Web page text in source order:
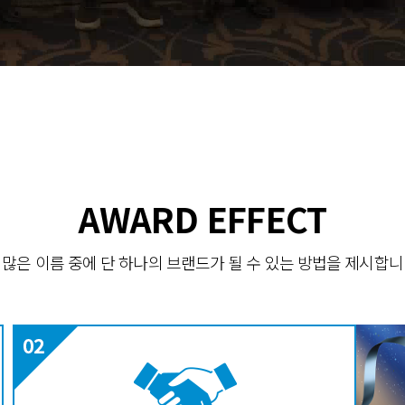
AWARD EFFECT
은 이름 중에 단 하나의 브랜드가 될 수 있는 방법을 제시합